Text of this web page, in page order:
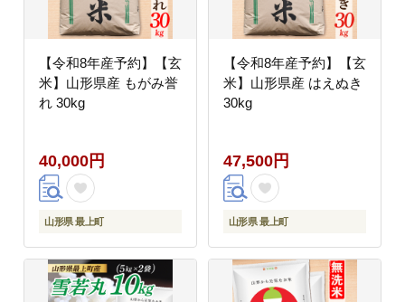
【令和8年産予約】【玄
米】山形県産 もがみ誉
れ 30kg
40,000円
山形県 最上町
【令和8年産予約】【玄
米】山形県産 はえぬき
30kg
47,500円
山形県 最上町